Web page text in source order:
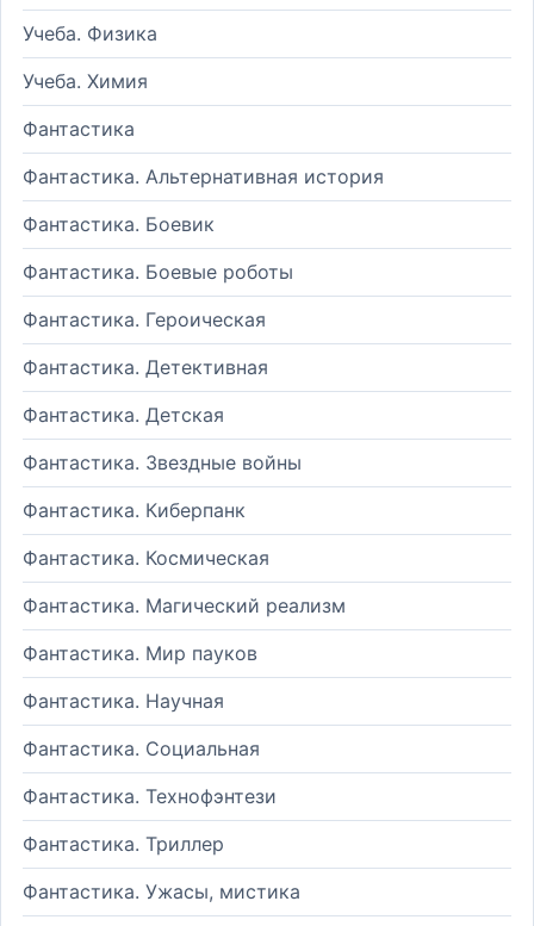
Учеба. Физика
Учеба. Химия
Фантастика
Фантастика. Альтернативная история
Фантастика. Боевик
Фантастика. Боевые роботы
Фантастика. Героическая
Фантастика. Детективная
Фантастика. Детская
Фантастика. Звездные войны
Фантастика. Киберпанк
Фантастика. Космическая
Фантастика. Магический реализм
Фантастика. Мир пауков
Фантастика. Научная
Фантастика. Социальная
Фантастика. Технофэнтези
Фантастика. Триллер
Фантастика. Ужасы, мистика